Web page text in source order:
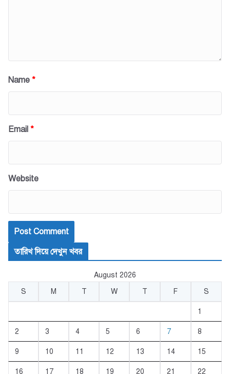
Name *
Email *
Website
তারিখ দিয়ে দেখুন খবর
August 2026
S
M T W T F S
1
2 3 4 5 6 7 8
9 10 11 12 13 14 15
16 17 18 19 20 21 22